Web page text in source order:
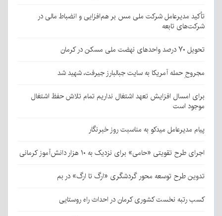
تأکید مدیرعامل شرکت ملی مس بر هم‌افزایی و انضباط مالی در
شرکت‌های تابعه
تحویل ۷۰ درصد واحدهای نهضت ملی مسکن در کرمان
مجروحِ حمله آمریکا به سایت جبالبارز جیرفت، شهید شد
برای امسال افزایش تعهد اشتغال نداریم تمام تلاش حفظ اشتغال
موجود است
پیام مدیرعامل میدکو به مناسبت روز خبرنگار
اجرای طرح تقویتی «حامی» برای نزدیک به ۱۰ هزار دانش‌آموز کرمانی
تدوین طرح توسعه محور گردشگری «ارگ تا ارگ» در بم
کسب رتبه نخست کشوری کرمان در احداث راه روستایی